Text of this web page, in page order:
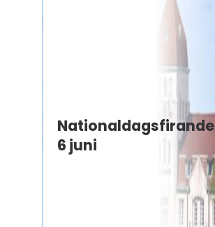
Nationaldagsfirande
6 juni